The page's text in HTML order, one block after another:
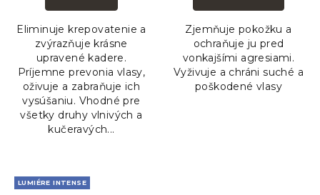
z
5
hviezdičiek.
Eliminuje krepovatenie a
zvýrazňuje krásne
upravené kadere.
Príjemne prevonia vlasy,
oživuje a zabraňuje ich
vysúšaniu. Vhodné pre
všetky druhy vlnivých a
kučeravých...
Zjemňuje pokožku a
ochraňuje ju pred
vonkajšími agresiami.
Vyživuje a chráni suché a
poškodené vlasy
LUMIÉRE INTENSE